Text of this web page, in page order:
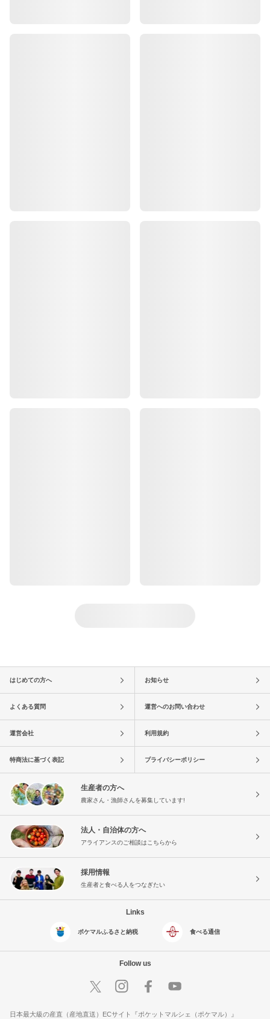
はじめての方へ お知らせ
よくある質問 運営へのお問い合わせ
運営会社 利用規約
特商法に基づく表記 プライバシーポリシー
生産者の方へ
農家さん・漁師さんを募集しています!
法人・自治体の方へ
アライアンスのご相談はこちらから
採用情報
生産者と食べる人をつなぎたい
Links
ポケマルふるさと納税 食べる通信
Follow us
日本最大級の産直（産地直送）ECサイト『ポケットマルシェ（ポケマル）』